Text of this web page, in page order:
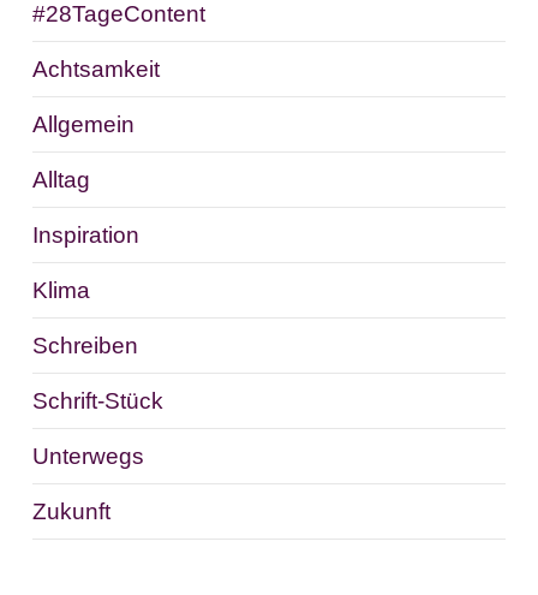
#28TageContent
Achtsamkeit
Allgemein
Alltag
Inspiration
Klima
Schreiben
Schrift-Stück
Unterwegs
Zukunft